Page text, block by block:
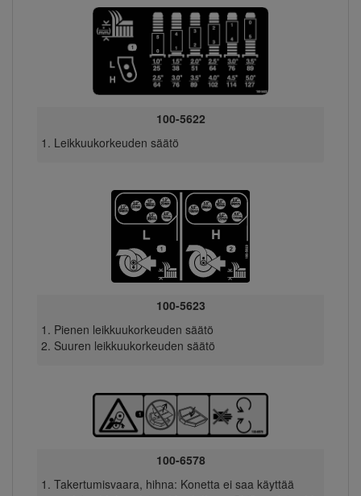
100-5622
Leikkuukorkeuden säätö
100-5623
Pienen leikkuukorkeuden säätö
Suuren leikkuukorkeuden säätö
100-6578
Takertumisvaara, hihna: Konetta ei saa käyttää